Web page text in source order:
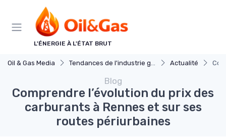
L'ÉNERGIE À L'ÉTAT BRUT
Oil & Gas Media Tendances de l'industrie gaz et petrole Actualité
Blog
Comprendre l’évolution du prix des
carburants à Rennes et sur ses
routes périurbaines
Panneau de gestion des cookies